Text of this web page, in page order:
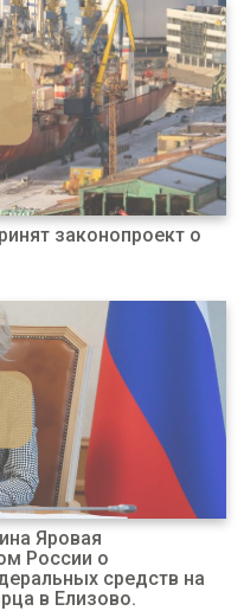
законопроект о
Яровая
России о
средств на
в Елизово.